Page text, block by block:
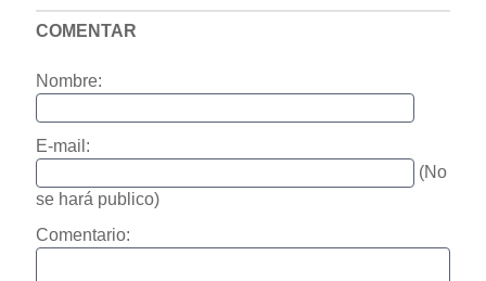
COMENTAR
Nombre:
E-mail:
(No
se hará publico)
Comentario: